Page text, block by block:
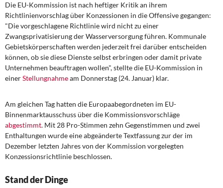
Öffentliche Infrastruktur und Daseinsvorsorge
Eurokrise und Griechenland
DIE LINKE
Memo-Gruppe
Institut Solidarische Moderne
Rosa-Luxemburg-Stiftung
Die EU-Kommission ist nach heftiger Kritik an ihrem
Richtlinienvorschlag über Konzessionen in die Offensive gegangen:
"Die vorgeschlagene Richtlinie wird nicht zu einer
Zwangsprivatisierung der Wasserversorgung führen. Kommunale
Gebietskörperschaften werden jederzeit frei darüber entscheiden
können, ob sie diese Dienste selbst erbringen oder damit private
Unternehmen beauftragen wollen", stellte die EU-Kommission in
einerStellungnahmeam Donnerstag (24. Januar) klar.
Am gleichen Tag hatten die Europaabegordneten im EU-
Binnenmarktausschuss über die Kommissionsvorschläge
abgestimmt. Mit 28 Pro-Stimmen zehn Gegenstimmen und zwei
Enthaltungen wurde eine abgeänderte Textfassung zur der im
Dezember letzten Jahres von der Kommission vorgelegten
Konzessionsrichtlinie beschlossen.
Stand der Dinge